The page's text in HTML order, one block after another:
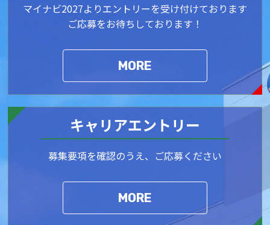
マイナビ2027よりエントリーを受け付けております
ご応募をお待ちしております！
MORE
キャリアエントリー
募集要項を確認のうえ、ご応募ください
MORE